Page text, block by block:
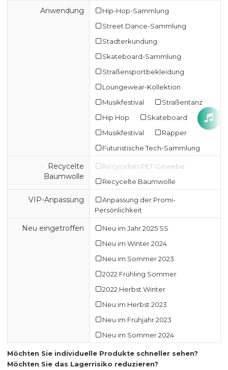
Anwendung
Hip-Hop-Sammlung
Street Dance-Sammlung
Stadterkundung
Skateboard-Sammlung
Straßensportbekleidung
Loungewear-Kollektion
Musikfestival
Straßentanz
Hip Hop
Skateboard
Musikfestival
Rapper
Futuristische Tech-Sammlung
Recycelte
Baumwolle
Recyceltes PET-Gewebe
Recycelte Baumwolle
VIP-Anpassung
Anpassung der Promi-
Persönlichkeit
Neu eingetroffen
Neu im Jahr 2025 SS
Neu im Winter 2024
Neu im Sommer 2023
2022 Frühling Sommer
2022 Herbst Winter
Neu im Herbst 2023
Neu im Frühjahr 2023
Neu im Sommer 2024
Möchten Sie individuelle Produkte schneller sehen?
Möchten Sie das Lagerrisiko reduzieren?